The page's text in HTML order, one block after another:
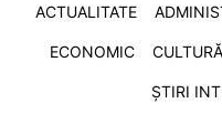
ACTUALITATE
ECONOMIC CULTURĂ
ȘTIRI